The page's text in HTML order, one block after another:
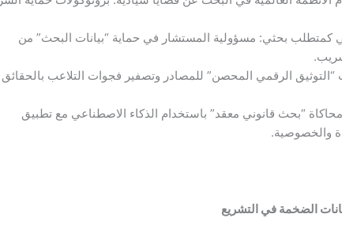
كمتطلب بحثي: مسؤولية المستشار في حماية “بيانات البحث” من
“التوثيق الرقمي المحصن” للمصادر وتصفير فجوات التلاعب بالحقائق
“بحث قانوني معقد” باستخدام الذكاء الاصطناعي مع تطبيق
والخصوصية.
الضخمة في التشريع